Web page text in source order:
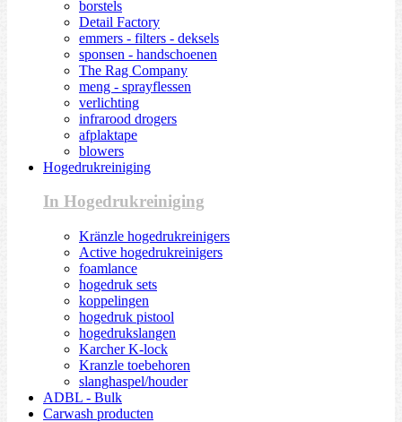
borstels
Detail Factory
emmers - filters - deksels
sponsen - handschoenen
The Rag Company
meng - sprayflessen
verlichting
infrarood drogers
afplaktape
blowers
Hogedrukreiniging
In Hogedrukreiniging
Kränzle hogedrukreinigers
Active hogedrukreinigers
foamlance
hogedruk sets
koppelingen
hogedruk pistool
hogedrukslangen
Karcher K-lock
Kranzle toebehoren
slanghaspel/houder
ADBL - Bulk
Carwash producten